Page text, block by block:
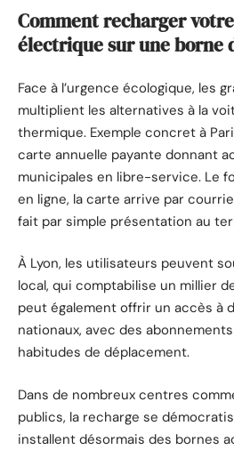
Comment recharger
électrique sur une borne
Face à l’urgence écologique, les
multiplient les alternatives à la
thermique. Exemple concret à
carte annuelle payante donnant
municipales en libre-service. Le
en ligne, la carte arrive par
fait par simple présentation au
À Lyon, les utilisateurs peuvent
local, qui comptabilise un millier
peut également offrir un accès à
nationaux, avec des
habitudes de déplacement.
Dans de nombreux centres
publics, la recharge se
installent désormais des bornes